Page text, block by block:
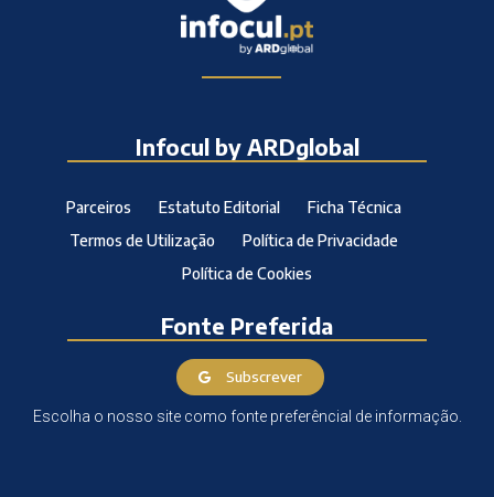
Infocul by ARDglobal
Parceiros Estatuto Editorial
Ficha Técnica
Termos de Utilização
Política de Privacidade
Política de Cookies
Fonte Preferida
Subscrever
Escolha o nosso site como fonte preferêncial de informação.